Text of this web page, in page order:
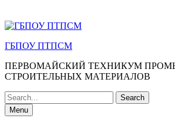
ГБПОУ ПТПСМ
ПЕРВОМАЙСКИЙ ТЕХНИКУМ
СТРОИТЕЛЬНЫХ МАТЕРИАЛОВ
Search
for:Menu